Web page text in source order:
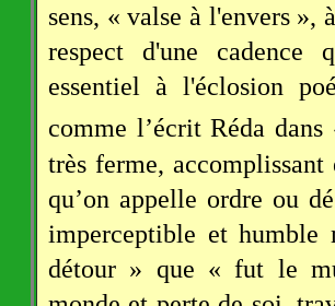
sens, « valse à l'envers
respect d'une
essentiel à l'éclosion
comme l’écrit Réda
très ferme,
qu’on appelle ordre ou
imperceptible et humble
détour » que « fut le